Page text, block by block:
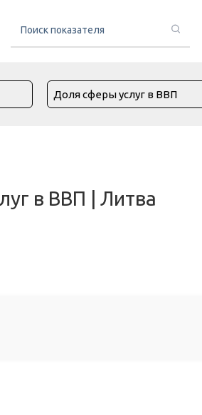
в ВВП | Литва